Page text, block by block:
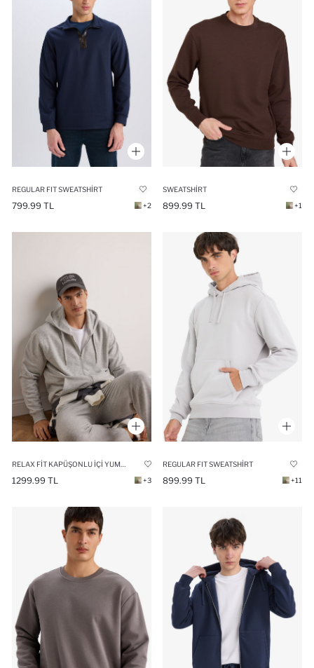
REGULAR FIT SWEATSHIRT
799.99 TL +2
SWEATSHIRT
899.99 TL +1
1299.99 TL +3
REGULAR FIT SWEATSHIRT
899.99 TL +11